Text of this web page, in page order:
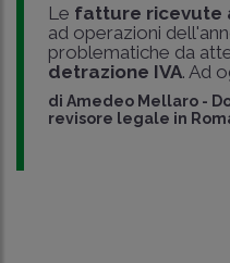
Le fatture ricevute
ad operazioni
problematiche da
detrazione IVA. Ad
di Amedeo Mellaro -
revisore legale in